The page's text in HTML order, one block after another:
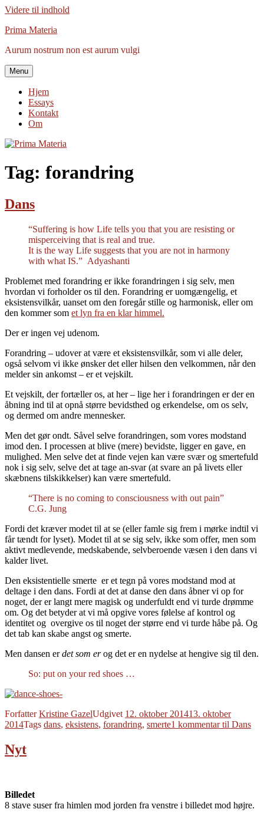
Videre til indhold
Prima Materia
Aurum nostrum non est aurum vulgi
Menu
Hjem
Essays
Kontakt
Om
Tag: forandring
Dans
“Suffering is how Life tells you that you are resisting or
misperceiving that is real and true.
It is the way Life suggests that you are not in harmony
with what IS.” Adyashanti
Problemet med forandring er ikke forandringen i sig selv, men
hvordan vi forholder os til den. Forandring er uomgængelig, et
eksistensvilkår, uanset om den foregår stille og harmonisk, eller om
den kommer som et lyn fra en klar himmel.
Der er ingen vej udenom.
Forandring – udover at være et eksistensvilkår, som vi alle deler,
også selvom vi ikke ønsker det eller hilsen den velkommen, når den
melder sin ankomst – er et vejskilt.
Et vejskilt, der fortæller os, at her – lige her i forandringen er der en
åbning ind til at opnå større bevidsthed og erkendelse, om os selv,
og dermed om andre mennesker.
Men det gør ondt. Såvel selve forandringen, som vores modstand
imod den. I processen at blive (mere) bevidste, ligger en gave, en
mulighed. Men selve det at finde vejen kan være svær og smertefuld
nok i sig selv, selve det at tage an-svar (at svare an på livets eller
skæbnens tilskikkelser) kan være smertefuld.
“There is no coming to consciousness with out pain”
C.G. Jung
Fordi det kræver modet til at se (eller famle sig frem i mørke indtil vi
får tændt for lyset). Modet til at se sig selv, ikke som offer, men som
aktivt medlevende, medskabende, selvberoende væsen i den dans vi
kalder livet.
Den eksistentielle smerte er et tegn på vores modstand mod at
deltage i den dans. Fordi at det at danse den dans åbner vi op for
noget, der er langt mere magisk og underfuldt end vi turde drømme
om. Og det betyder at vi må opgive vores følelse af kontrol og
identitet og overgive os til noget der større end vi turde håbe på. Og
det tab kan skabe angst og smerte.
Men dansen erdet som erog det er en nydelse at hengive sig til den.
So: put on your red shoes …
ForfatterKristine GazelUdgivet 12. oktober 201413. oktober
2014Tags dans, eksistens, forandring, smerte1 kommentartil Dans
Nyt
Billedet
8 stave suser fra himlen mod jorden fra venstre i billedet mod højre.